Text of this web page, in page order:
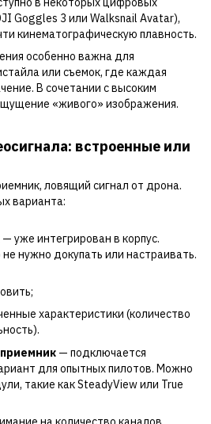
Goggles 3 или Walksnail Avatar),
кинематографическую плавность.
особенно важна для
или съемок, где каждая
В сочетании с высоким
«живого» изображения.
встроенные или
ловящий сигнал от дрона.
варианта:
— уже интегрирован в корпус.
нужно докупать или настраивать.
характеристики (количество
— подключается
для опытных пилотов. Можно
такие как SteadyView или True